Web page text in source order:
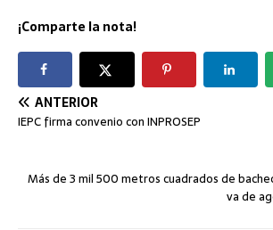
¡Comparte la nota!
ANTERIOR
IEPC firma convenio con INPROSEP
Más de 3 mil 500 metros cuadrados de
va de